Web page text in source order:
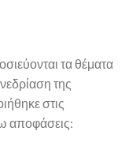
τα θέματα
της
στις
αποφάσεις: